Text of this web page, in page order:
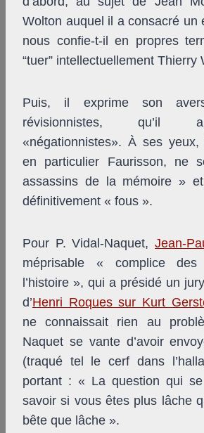
Wolton auquel il a consacré un
nous confie-t-il en propres
“tuer” intellectuellement Thierry
Puis, il exprime son
révisionnistes, qu’il
«négationnistes». À ses
en particulier Faurisson, ne
assassins de la mémoire »
définitivement « fous ».
Pour P. Vidal-Naquet, Jean-
méprisable « complice
l’histoire », qui a présidé un
d’Henri Roques sur Kurt
ne connaissait rien au
Naquet se vante d’avoir
(traqué tel le cerf dans
portant : « La question qui
savoir si vous êtes plus lâche
bête que lâche ».